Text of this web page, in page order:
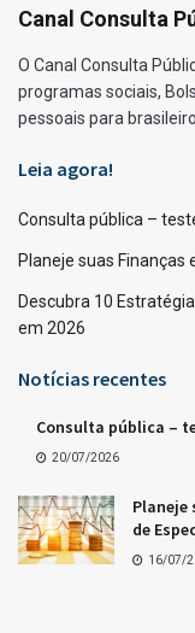
Canal Consulta
O Canal Consulta
programas sociais,
pessoais para
Leia agora!
Consulta pública –
Planeje suas Finanças
Descubra 10
em 2026
Notícias recentes
Consulta pública –
20/07/2026
Planeje
de
16/07/